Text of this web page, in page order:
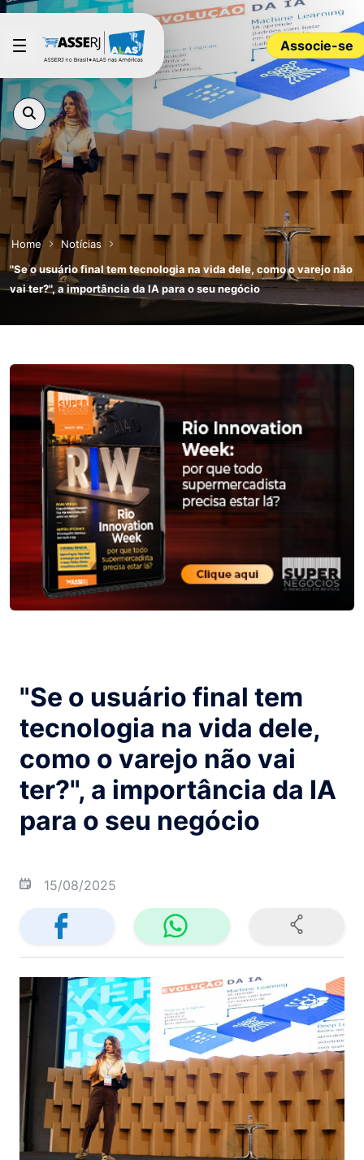
Pular para o Conteúdo principal
Associe-se
Home
Notícias
"Se o usuário final tem tecnologia na vida dele, como o varejo não
vai ter?", a importância da IA para o seu negócio
"Se o usuário final tem
tecnologia na vida dele,
como o varejo não vai
ter?", a importância da IA
para o seu negócio
15/08/2025